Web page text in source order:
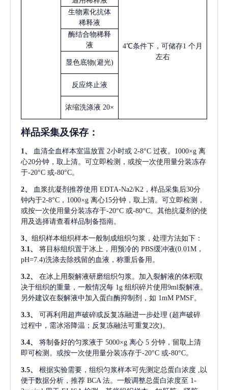
4℃条件下，可储存1 个月
左右
生物素化抗体
稀释液
酶结合物稀释
液
显色底物(避光)
反应终止液
浓缩洗涤液 20×
样品采集及保存 ：
1、 血清全血样本室温放置 2小时或 2-8°C 过夜。1000×g 离
心20分钟，取上清。可立即检测，或按一次使用量分装冻存
于-20°C 或-80°C。
2、 血浆抗凝剂推荐使用 EDTA-Na2/K2，样品采集后30分
钟内于2-8°C，1000×g 离心15分钟，取上清。可立即检测，
或按一次使用量分装冻存于-20°C 或-80°C。其他抗凝剂的使
用及选择请查看样品制备指南。
3、 组织样本组织样本一般制成组织匀浆，处理方法如下：
3.1、
将目标组织置于冰上，用预冷的 PBS缓冲液(0.01M，
pH=7.4)洗涤去除残留的血液，称重后备用。
3.2、
在冰上用裂解液研磨组织匀浆。加入裂解液的体积取
决于组织的重量，一般情况每 1g 组织碎片使用9ml裂解液。
另外建议在裂解液中加入蛋白酶抑制剂，如 1mM PMSF。
3.3、 可再利用超声破碎或反复冻融进一步处理 (超声破碎
过程中，需冰浴降温；反复冻融法可重复2次)。
3.4、 将制备好的匀浆液于 5000×g 离心 5 分钟，留取上清
即可检测。或按一次使用量分装冻存于-20°C 或-80°C。
3.5、 根据实验需要，组织匀浆样本可先测定总蛋白浓度 ,以
便于数据分析，推荐 BCA 法。一般调整总蛋白浓度至 1-